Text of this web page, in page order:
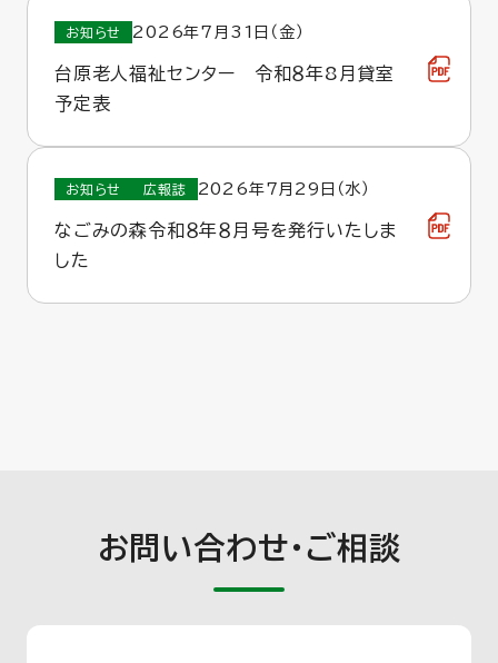
お知らせ 2026年7月31日（金）
台原老人福祉センター 令和８年8月貸室
予定表
お知らせ 広報誌 2026年7月29日（水）
なごみの森令和８年８月号を発行いたしま
した
お問い合わせ・ご相談